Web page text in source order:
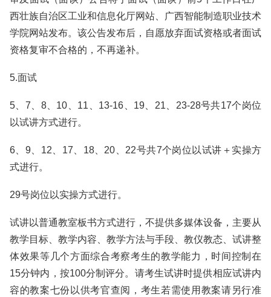
西壮族自治区工业和信息化厅网站、广西智能制造职业技术
学院网站发布。该公告发布后，自愿放弃面试资格或者面试
资格复审不合格的，不再递补。
5.面试
5、7、8、10、11、13-16、19、21、23-28号共17个岗位
以试讲方式进行。
6、9、12、17、18、20、22号共7个岗位以试讲＋实操方
式进行。
29号岗位以实操方式进行。
试讲以普通教室板书方式进行，不提供多媒体设备，主要从
教学目标、教学内容、教学方法与手段、教仪教态、试讲整
体效果等几个方面综合考察考生的教学能力，时间控制在
15分钟内，按100分制评分。请考生试讲时提供相应试讲内
容的教案七份以供考官查阅，考生若需使用教案请另行准